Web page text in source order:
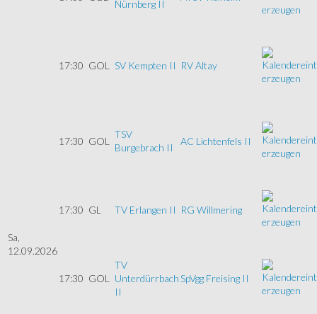
Sa,
12.09.2026
Nürnberg II
17:30 GOL SV Kempten II RV Altay
17:30 GOL
TSV
Burgebrach II
AC Lichtenfels II
17:30 GL TV Erlangen II RG Willmering
17:30 GOL
TV
Unterdürrbach
II
SpVgg Freising II